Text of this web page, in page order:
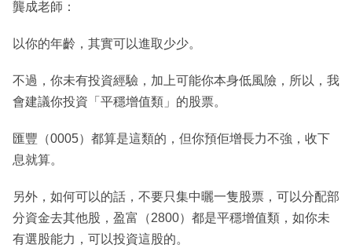
龔成老師：
以你的年齡，其實可以進取少少。
不過，你未有投資經驗，加上可能你本身低風險，所以，我
會建議你投資「平穩增值類」的股票。
匯豐（0005）都算是這類的，但你預佢增長力不強，收下
息就算。
另外，如何可以的話，不要只集中曬一隻股票，可以分配部
分資金去其他股，盈富（2800）都是平穩增值類，如你未
有選股能力，可以投資這股的。